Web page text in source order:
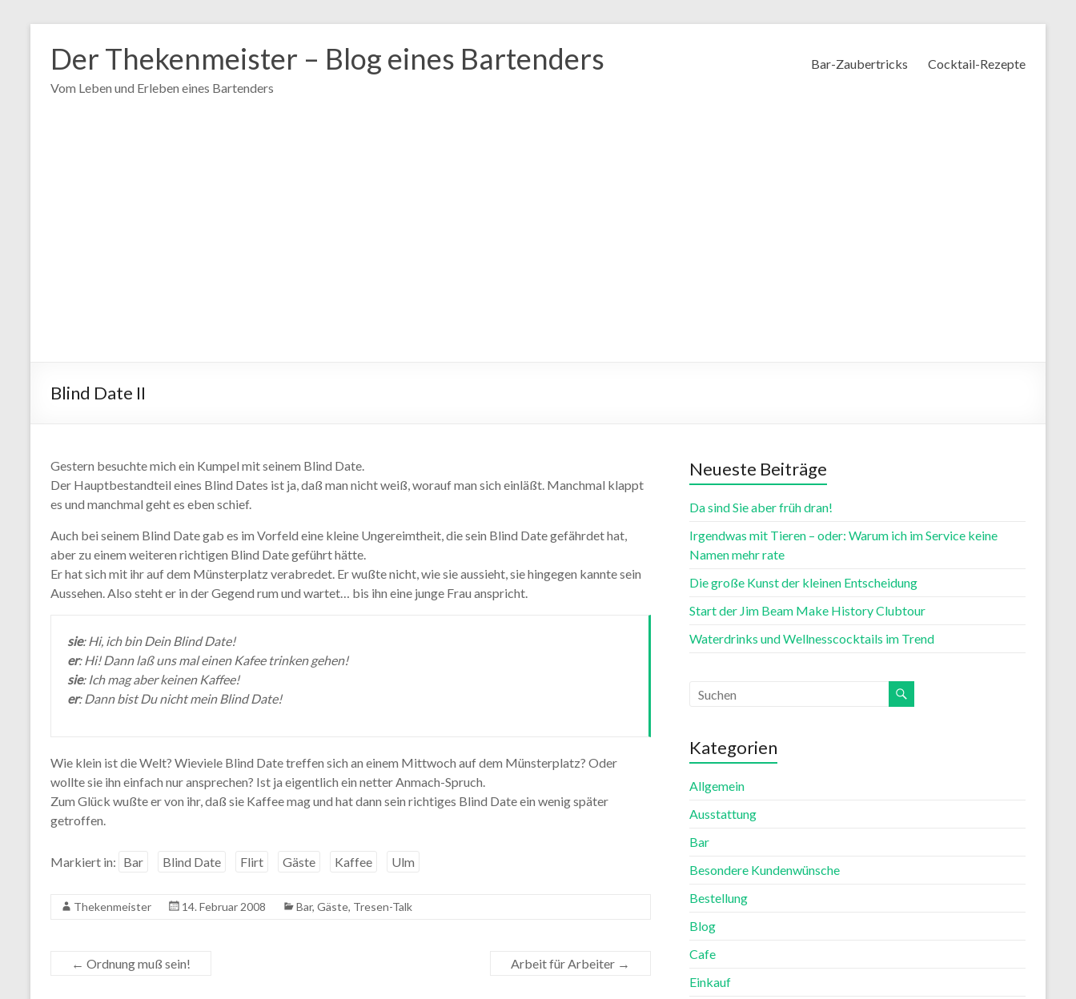
Inhalt
springen
Der Thekenmeister – Blog eines Bartenders
Vom Leben und Erleben eines Bartenders
Bar-Zaubertricks Cocktail-Rezepte
Blind Date II
Gestern besuchte mich ein Kumpel mit seinem Blind Date.
Der Hauptbestandteil eines Blind Dates ist ja, daß man nicht weiß, worauf man sich einläßt. Manchmal klappt
es und manchmal geht es eben schief.
Auch bei seinem Blind Date gab es im Vorfeld eine kleine Ungereimtheit, die sein Blind Date gefährdet hat,
aber zu einem weiteren richtigen Blind Date geführt hätte.
Er hat sich mit ihr auf dem Münsterplatz verabredet. Er wußte nicht, wie sie aussieht, sie hingegen kannte sein
Aussehen. Also steht er in der Gegend rum und wartet… bis ihn eine junge Frau anspricht.
sie: Hi, ich bin Dein Blind Date!
er: Hi! Dann laß uns mal einen Kafee trinken gehen!
sie: Ich mag aber keinen Kaffee!
er: Dann bist Du nicht mein Blind Date!
Wie klein ist die Welt? Wieviele Blind Date treffen sich an einem Mittwoch auf dem Münsterplatz? Oder
wollte sie ihn einfach nur ansprechen? Ist ja eigentlich ein netter Anmach-Spruch.
Zum Glück wußte er von ihr, daß sie Kaffee mag und hat dann sein richtiges Blind Date ein wenig später
getroffen.
Markiert in: Bar Blind Date Flirt Gäste Kaffee Ulm
Thekenmeister 14. Februar 2008 Bar, Gäste, Tresen-Talk
← Ordnung muß sein! Arbeit für Arbeiter →
Neueste Beiträge
Da sind Sie aber früh dran!
Irgendwas mit Tieren – oder: Warum ich im Service keine
Namen mehr rate
Die große Kunst der kleinen Entscheidung
Start der Jim Beam Make History Clubtour
Waterdrinks und Wellnesscocktails im Trend
Kategorien
Allgemein
Ausstattung
Bar
Besondere Kundenwünsche
Bestellung
Blog
Cafe
Einkauf